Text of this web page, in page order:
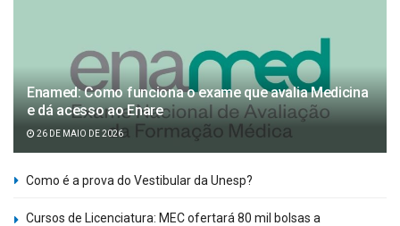
Enamed: Como funciona o exame que avalia Medicina
e dá acesso ao Enare
26 DE MAIO DE 2026
Como é a prova do Vestibular da Unesp?
Cursos de Licenciatura: MEC ofertará 80 mil bolsas a